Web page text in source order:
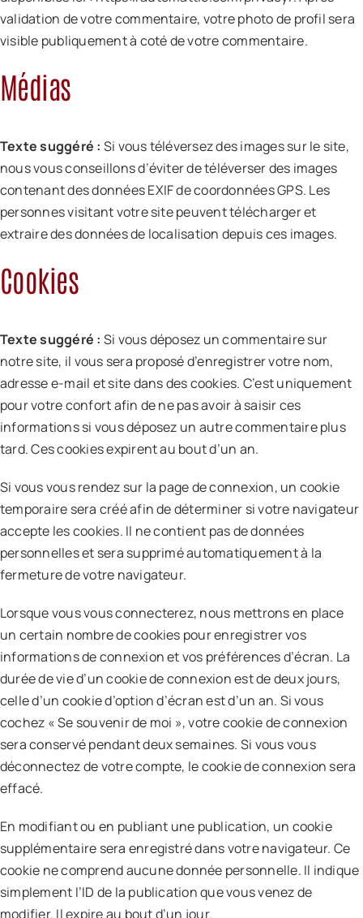
validation de votre commentaire, votre photo de profil sera
visible publiquement à coté de votre commentaire.
Médias
Texte suggéré : Si vous téléversez des images sur le site,
nous vous conseillons d’éviter de téléverser des images
contenant des données EXIF de coordonnées GPS. Les
personnes visitant votre site peuvent télécharger et
extraire des données de localisation depuis ces images.
Cookies
Texte suggéré : Si vous déposez un commentaire sur
notre site, il vous sera proposé d’enregistrer votre nom,
adresse e-mail et site dans des cookies. C’est uniquement
pour votre confort afin de ne pas avoir à saisir ces
informations si vous déposez un autre commentaire plus
tard. Ces cookies expirent au bout d’un an.
Si vous vous rendez sur la page de connexion, un cookie
temporaire sera créé afin de déterminer si votre navigateur
accepte les cookies. Il ne contient pas de données
personnelles et sera supprimé automatiquement à la
fermeture de votre navigateur.
Lorsque vous vous connecterez, nous mettrons en place
un certain nombre de cookies pour enregistrer vos
informations de connexion et vos préférences d’écran. La
durée de vie d’un cookie de connexion est de deux jours,
celle d’un cookie d’option d’écran est d’un an. Si vous
cochez « Se souvenir de moi », votre cookie de connexion
sera conservé pendant deux semaines. Si vous vous
déconnectez de votre compte, le cookie de connexion sera
effacé.
En modifiant ou en publiant une publication, un cookie
supplémentaire sera enregistré dans votre navigateur. Ce
cookie ne comprend aucune donnée personnelle. Il indique
simplement l’ID de la publication que vous venez de
modifier. Il expire au bout d’un jour.